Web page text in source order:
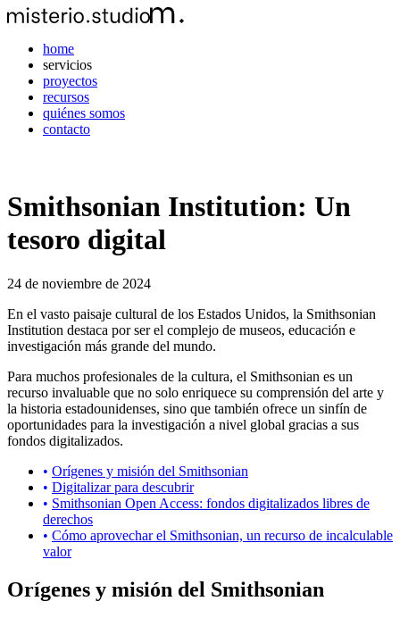
home
servicios
proyectos
recursos
quiénes somos
contacto
Smithsonian Institution: Un
tesoro digital
24 de noviembre de 2024
En el vasto paisaje cultural de los Estados Unidos, la Smithsonian
Institution destaca por ser el complejo de museos, educación e
investigación más grande del mundo.
Para muchos profesionales de la cultura, el Smithsonian es un
recurso invaluable que no solo enriquece su comprensión del arte y
la historia estadounidenses, sino que también ofrece un sinfín de
oportunidades para la investigación a nivel global gracias a sus
fondos digitalizados.
Orígenes y misión del Smithsonian
Digitalizar para descubrir
Smithsonian Open Access: fondos digitalizados libres de
derechos
Cómo aprovechar el Smithsonian, un recurso de incalculable
valor
Orígenes y misión del Smithsonian